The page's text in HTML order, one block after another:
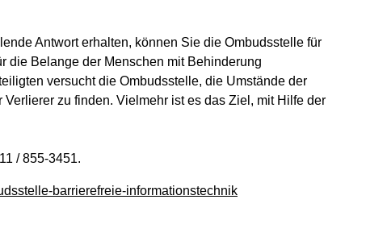
Antwort erhalten, können Sie die Ombudsstelle für
die Belange der Menschen mit Behinderung
versucht die Ombudsstelle, die Umstände der
zu finden. Vielmehr ist es das Ziel, mit Hilfe der
/ 855-3451.
barrierefreie-informationstechnik